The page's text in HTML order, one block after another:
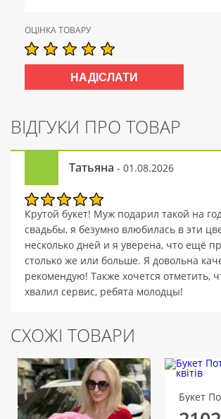
ОЦІНКА ТОВАРУ
ВІДГУКИ ПРО ТОВАР
Татьяна - 01.08.2026
Крутой букет! Муж подарил такой на
свадьбы, я безумно влюбилась в эти
несколько дней и я уверена, что ещё
столько же или больше. Я довольна
рекомендую! Также хочется отметить,
хвалил сервис, ребята молодцы!
СХОЖІ ТОВАРИ
Букет